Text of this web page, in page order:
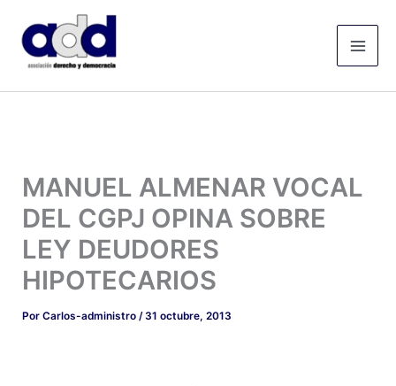
contenido
MANUEL ALMENAR VOCAL
DEL CGPJ OPINA SOBRE
LEY DEUDORES
HIPOTECARIOS
PorCarlos-administro/31 octubre, 2013